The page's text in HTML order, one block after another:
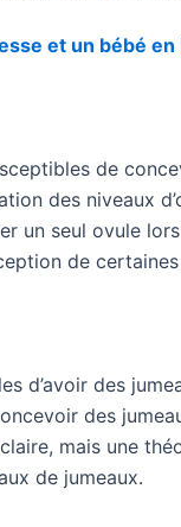
et un bébé
de
des niveaux
un seul ovule
de
d’avoir des
des
mais une
de jumeaux.